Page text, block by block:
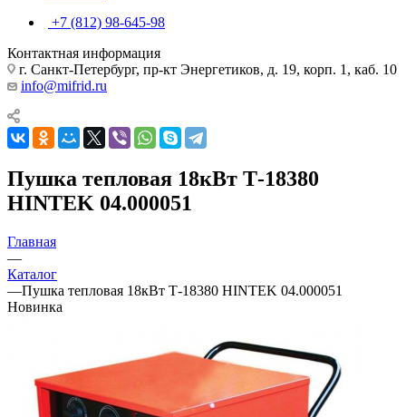
+7 (812) 98-645-98
Контактная информация
г. Санкт-Петербург, пр-кт Энергетиков, д. 19, корп. 1, каб. 10
info@mifrid.ru
Пушка тепловая 18кВт Т-18380
HINTEK 04.000051
Главная
—
Каталог
—Пушка тепловая 18кВт Т-18380 HINTEK 04.000051
Новинка